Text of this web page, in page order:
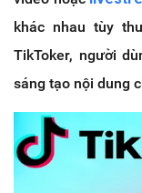
khác nhau tùy
TikToker, người
sáng tạo nội dung